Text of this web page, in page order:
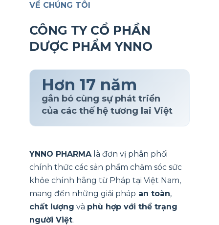
VỀ CHÚNG TÔI
CÔNG TY CỔ PHẦN
DƯỢC PHẨM YNNO
Hơn 17 năm
gắn bó cùng sự phát triển
của các thế hệ tương lai Việt
YNNO PHARMAlà đơn vị phân phối
chính thức các sản phẩm chăm sóc sức
khỏe chính hãng từ Pháp tại Việt Nam,
mang đến những giải pháp an toàn,
chất lượng và phù hợp với thể trạng
người Việt.